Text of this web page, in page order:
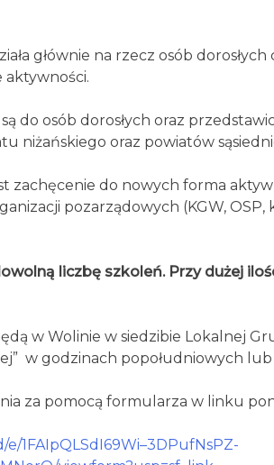
głównie na rzecz osób
aktywności.
do osób dorosłych oraz
niżańskiego oraz powiatów
zachęcenie do nowych forma
pozarządowych (KGW, OSP,
liczbę szkoleń. Przy dużej
w Wolinie w siedzibie Lokalnej
w godzinach popołudniowych
za pomocą formularza w linku
1FAIpQLSdI69Wi–3DPufNsPZ-